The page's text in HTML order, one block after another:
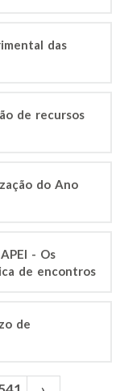
das
de recursos
do Ano
- Os
de encontros
de